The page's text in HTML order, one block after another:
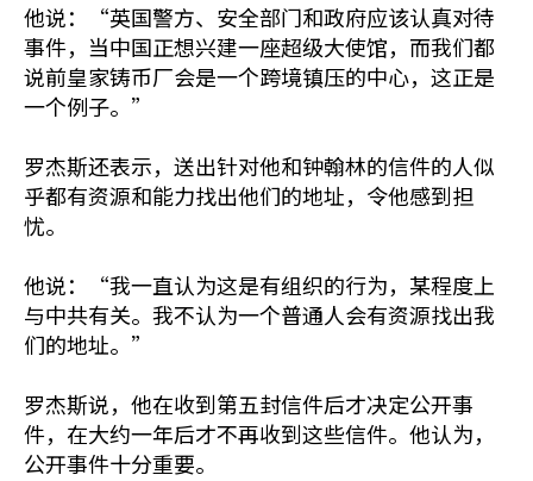
他说：“英国警方、安全部门和政府应该认真对待
事件，当中国正想兴建一座超级大使馆，而我们都
说前皇家铸币厂会是一个跨境镇压的中心，这正是
一个例子。”
罗杰斯还表示，送出针对他和钟翰林的信件的人似
乎都有资源和能力找出他们的地址，令他感到担
忧。
他说：“我一直认为这是有组织的行为，某程度上
与中共有关。我不认为一个普通人会有资源找出我
们的地址。”
罗杰斯说，他在收到第五封信件后才决定公开事
件，在大约一年后才不再收到这些信件。他认为，
公开事件十分重要。